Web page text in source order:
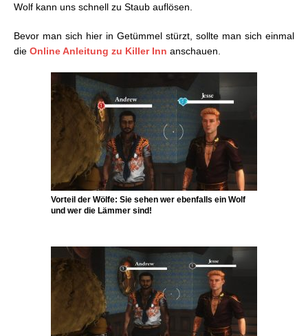
Wolf kann uns schnell zu Staub auflösen.
Bevor man sich hier in Getümmel stürzt, sollte man sich einmal
die Online Anleitung zu Killer Inn anschauen.
Vorteil der Wölfe: Sie sehen wer ebenfalls ein Wolf
und wer die Lämmer sind!